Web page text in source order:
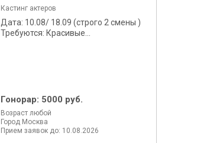
Кастинг актеров
Дата: 10.08/ 18.09 (строго 2 смены )
Требуются: Красивые...
Гонорар: 5000 руб.
Возраст любой
Город Москва
Прием заявок до: 10.08.2026